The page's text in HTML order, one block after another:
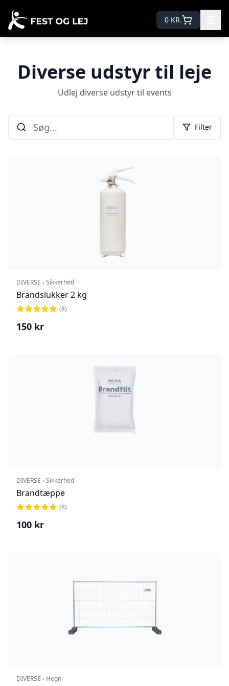
0 KR.
Diverse udstyr til leje
Udlej diverse udstyr til events
Filter
DIVERSE › Sikkerhed
Brandslukker 2 kg
(8)
150 kr
DIVERSE › Sikkerhed
Brandtæppe
(8)
100 kr
DIVERSE › Hegn